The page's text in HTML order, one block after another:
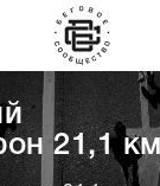
21,1